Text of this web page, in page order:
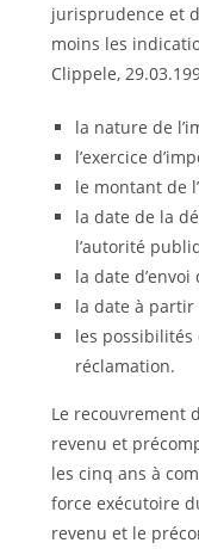
jurisprudence et
moins les
Clippele,
la nature de
l’exercice
le montant de
la date de la
l’autorité
la date
la date à
les
réclamation.
Le recouvrement
revenu et
les cinq ans à
force exécutoire
revenu et le